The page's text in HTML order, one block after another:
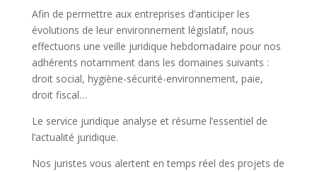
Afin de permettre aux entreprises d’anticiper les
évolutions de leur environnement législatif, nous
effectuons une veille juridique hebdomadaire pour nos
adhérents notamment dans les domaines suivants :
droit social, hygiène-sécurité-environnement, paie,
droit fiscal…
Le service juridique analyse et résume l’essentiel de
l’actualité juridique.
Nos juristes vous alertent en temps réel des projets de